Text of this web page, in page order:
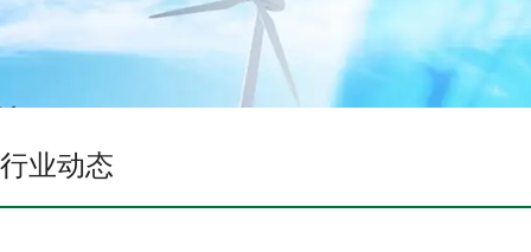
协会领导
行业动态